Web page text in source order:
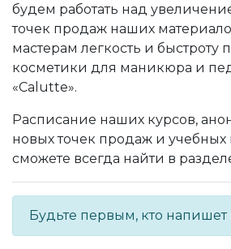
будем работать над
точек продаж наших
мастерам легкость и быстроту
косметики для маникюра и
«Calutte».
Расписание наших курсов,
новых точек продаж и учебных
сможете всегда найти в
Будьте первым, кто